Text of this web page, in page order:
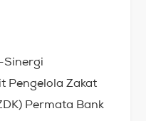
Pengelola Zakat
Permata Bank